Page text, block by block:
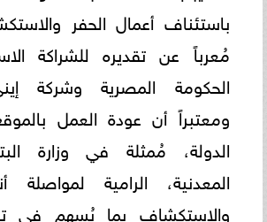
باستئناف أعمال الحفر
مُعرباً عن تقديره للشراكة
الحكومة المصرية وشركة
ومعتبراً أن عودة العمل
الدولة، مُمثلة في وزارة
المعدنية، الرامية لمواصلة
والاستكشاف بما يُسهم في